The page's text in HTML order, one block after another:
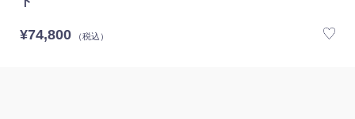
¥74,800（税込）